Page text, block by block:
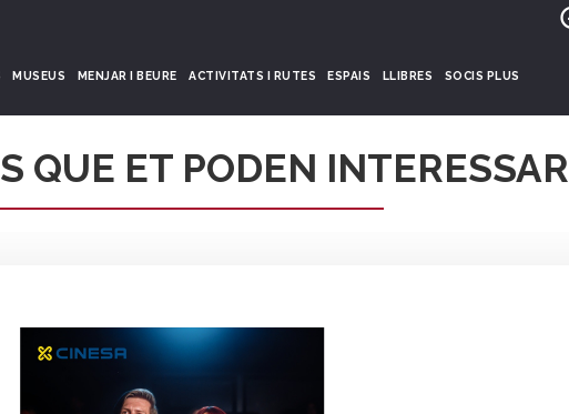
MUSEUS MENJAR I BEURE ACTIVITATS I RUTES ESPAIS LLIBRES SOCIS PLUS
QUE ET PODEN INTERESSAR